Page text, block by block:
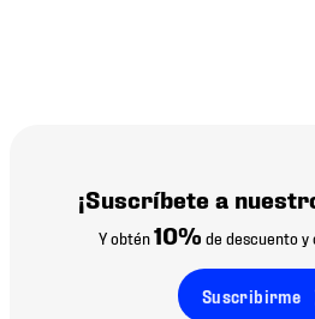
¡Suscríbete a
Y obtén10% de descuento
Suscribirme